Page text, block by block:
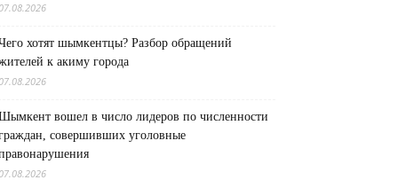
хотят шымкентцы? Разбор обращений
к акиму города
вошел в число лидеров по численности
совершивших уголовные